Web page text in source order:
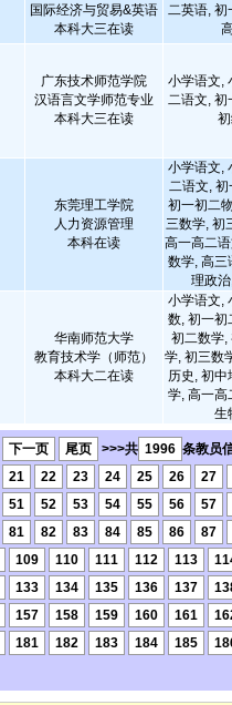
国际经济与贸易&英语
本科大三在读
二英语, 初
广东技术师范学院
汉语言文学师范专业
本科大三在读
小学语文,
二语文, 初
东莞理工学院
人力资源管理
本科在读
小学语文,
二语文,
初一初二
三数学, 初
高一高二
数学, 高三
理政
华南师范大学
教育技术学（师范）
本科大二在读
小学语文,
数, 初一初
初二数学,
学, 初三数
历史, 初中
学, 高一高
生
下一页 尾页 >>>共 1996 条教员
21 22 23 24 25 26 27
51 52 53 54 55 56 57
81 82 83 84 85 86 87
109 110 111 112 113
133 134 135 136 137
157 158 159 160 161
181 182 183 184 185